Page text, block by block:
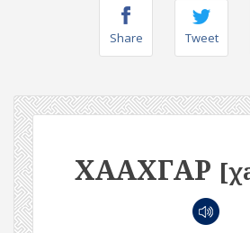
Share Tweet
ХААХГАР